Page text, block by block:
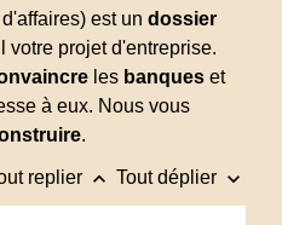
est un dossier
votre projet d'entreprise.
les banques et
à eux. Nous vous
.
replier keyboard_arrow_up Tout déplier keyboard_arrow_down